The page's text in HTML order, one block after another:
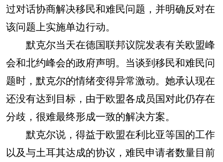
过对话协商解决移民和难民问题，并明确反对在
该问题上实施单边行动。
默克尔当天在德国联邦议院发表有关欧盟峰
会和北约峰会的政府声明。当谈到移民和难民问
题时，默克尔的情绪变得异常激动。她承认现在
还没有达到目标，由于欧盟各成员国对此仍存在
分歧，很难最终形成一致的解决方案。
默克尔说，得益于欧盟在利比亚等国的工作
以及与土耳其达成的协议，难民申请者数量目前